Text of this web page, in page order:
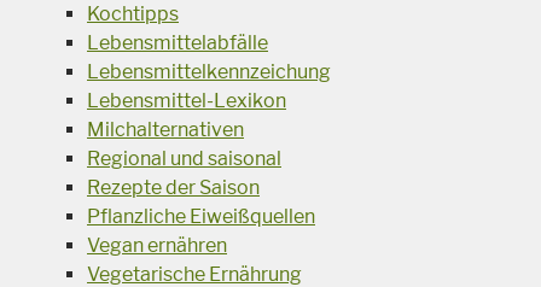
Kochtipps
Lebensmittelabfälle
Lebensmittelkennzeichung
Lebensmittel-Lexikon
Milchalternativen
Regional und saisonal
Rezepte der Saison
Pflanzliche Eiweißquellen
Vegan ernähren
Vegetarische Ernährung